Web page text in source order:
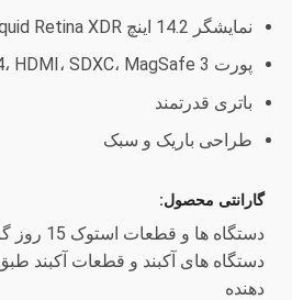
نمایشگر 14.2 اینچ Liquid Retina XDR
پورت Thunderbolt 4، HDMI، SDXC، MagSafe 3
باتری قدرتمند
طراحی باریک و سبک
گارانتی محصول:
دستگاه ها
دستگاه های آکبند و قطعات آکبند
دهنده